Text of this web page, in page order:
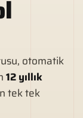
otomatik
12 yıllık
tek tek